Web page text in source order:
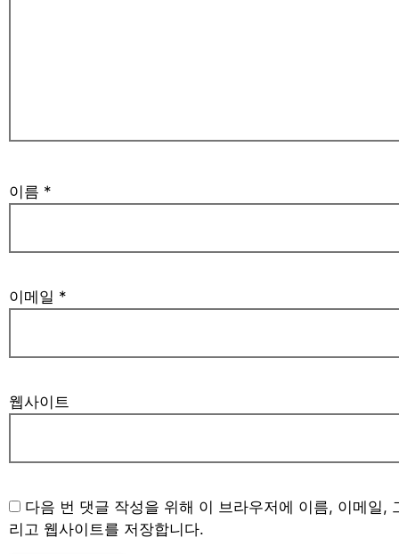
이름 *
이메일 *
웹사이트
다음 번 댓글 작성을 위해 이 브라우저에 이름, 이메일,
리고 웹사이트를 저장합니다.